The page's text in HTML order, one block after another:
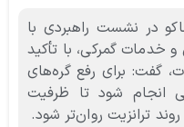
در نشست راهبردی با
خدمات گمرکی، با تأکید
گفت: برای رفع گره‌های
انجام شود تا ظرفیت
ترانزیت روان‌تر شود.